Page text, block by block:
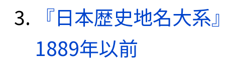
『日本歴史地名大
1889年以前